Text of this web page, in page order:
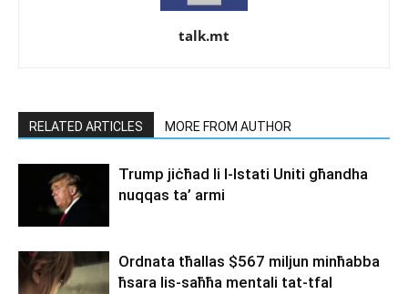
talk.mt
RELATED ARTICLES MORE FROM AUTHOR
Trump jiċħad li l-Istati Uniti għandha
nuqqas ta’ armi
Ordnata tħallas $567 miljun minħabba
ħsara lis-saħħa mentali tat-tfal